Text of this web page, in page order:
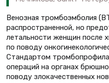
Венозная тромбоэмболия
распространенной, но
летальности женщин после
по поводу
Стандартом
операций на органах
поводу злокачественных